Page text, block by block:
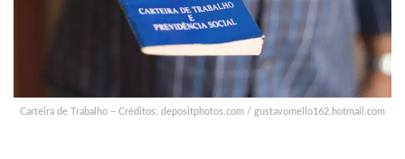
Carteira de Trabalho – Créditos: depositphotos.com / gustavomello162.hotmail.com